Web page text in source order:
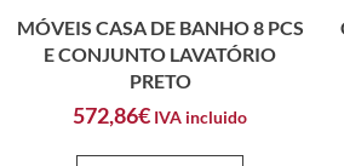
MÓVEIS CASA DE BANHO 8 PCS
E CONJUNTO LAVATÓRIO
PRETO
572,86€ IVA incluido